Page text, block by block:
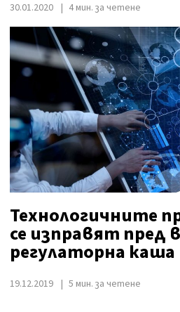
30.01.2020 4 мин. за четене
Технологичните
се изправят пред
регулаторна каша
19.12.2019 5 мин. за четене